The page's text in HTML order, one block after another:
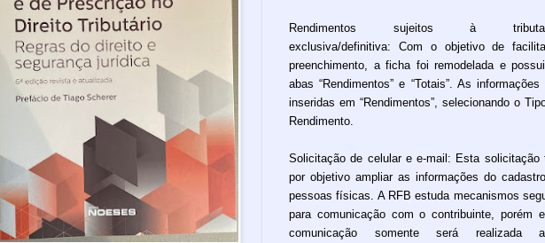
Rendimentos sujeitos à
exclusiva/definitiva: Com o objetivo de
preenchimento, a ficha foi remodelada e
abas “Rendimentos” e “Totais”. As informações
inseridas em “Rendimentos”, selecionando o
Rendimento.
Solicitação de celular e e-mail: Esta solicitação
por objetivo ampliar as informações do
pessoas físicas. A RFB estuda mecanismos
para comunicação com o contribuinte, porém
comunicação somente será realizada